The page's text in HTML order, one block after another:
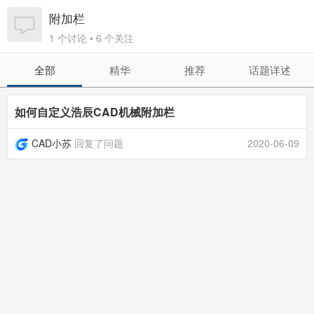
附加栏
1 个讨论 • 6 个关注
全部 精华 推荐 话题详述
如何自定义浩辰CAD机械附加栏
CAD小苏 回复了问题 2020-06-09